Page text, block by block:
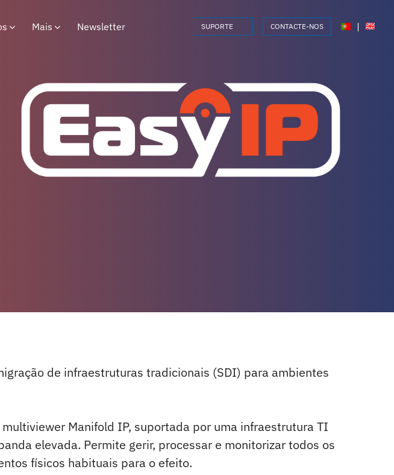
Mais Newsletter SUPORTE CONTACTE-NOS |
de infraestruturas tradicionais (SDI) para ambientes
Manifold IP, suportada por uma infraestrutura TI
elevada. Permite gerir, processar e monitorizar todos os
físicos habituais para o efeito.